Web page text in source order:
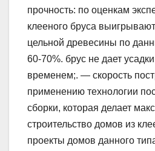
прочность: по оценкам
клееного бруса
цельной древесины по
60-70%. брус не дает
временем;. — скорость
применению технологии
сборки, которая делает
строительство домов из
проекты домов данного